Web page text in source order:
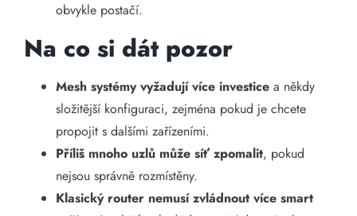
obvykle postačí.
Na co si dát pozor
Mesh systémy vyžadují více investice a někdy
složitější konfiguraci, zejména pokud je chcete
propojit s dalšími zařízeními.
Příliš mnoho uzlů může síť zpomalit, pokud
nejsou správně rozmístěny.
Klasický router nemusí zvládnout více smart